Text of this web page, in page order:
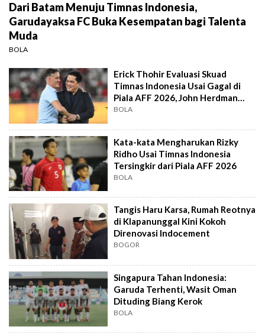
Dari Batam Menuju Timnas Indonesia,
Garudayaksa FC Buka Kesempatan bagi Talenta
Muda
BOLA
Erick Thohir Evaluasi Skuad
Timnas Indonesia Usai Gagal di
Piala AFF 2026, John Herdman
Out?
BOLA
Kata-kata Mengharukan Rizky
Ridho Usai Timnas Indonesia
Tersingkir dari Piala AFF 2026
BOLA
Tangis Haru Karsa, Rumah Reotnya
di Klapanunggal Kini Kokoh
Direnovasi Indocement
BOGOR
Singapura Tahan Indonesia:
Garuda Terhenti, Wasit Oman
Dituding Biang Kerok
BOLA